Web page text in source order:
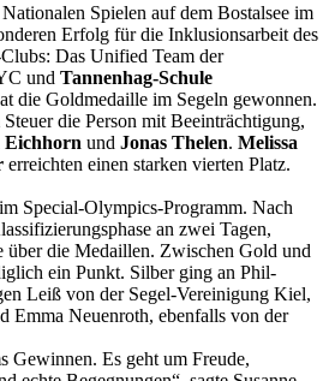
Spielen auf dem Bostalsee im
Erfolg für die Inklusionsarbeit des
Das Unified Team der
und Tannenhag-Schule
die Goldmedaille im Segeln gewonnen.
die Person mit Beeinträchtigung,
und Jonas Thelen. Melissa
erreichten einen starken vierten Platz.
Special-Olympics-Programm. Nach
an zwei Tagen,
über die Medaillen. Zwischen Gold und
ein Punkt. Silber ging an Phil-
Leiß von der Segel-Vereinigung Kiel,
Emma Neuenroth, ebenfalls von der
Gewinnen. Es geht um Freude,